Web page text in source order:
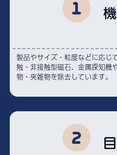
製品やサイズ・粒度などに応じ
触・非接触型磁石、金属探知機
物・夾雑物を除去しています。